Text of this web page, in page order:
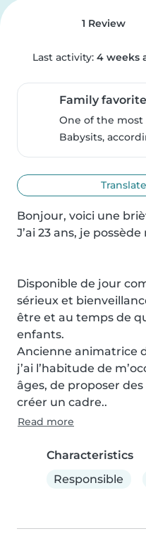
1 Review
Last activity: 4 weeks
Family favorite
One of the
Babysits,
Bonjour, voici une
J’ai 23 ans, je
Disponible de jour
sérieux et
être et au temps de
enfants.
Ancienne animatrice
j’ai l’habitude de
âges, de proposer
créer un cadre..
Read more
Characteristics
Responsible